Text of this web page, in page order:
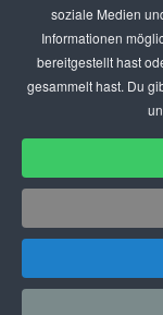
soziale Medien
Informationen
bereitgestellt hast
gesammelt hast. Du